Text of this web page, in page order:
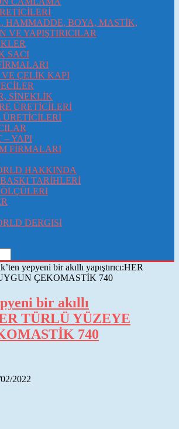
HAMMADDE, BOYA, MASTİK,
VE YAPIŞTIRICILAR
SACI
VE ÇELİK KAPI
SİNEKLİK
ÜRETİCİLERİ
ÜRETİCİLERİ
– YAPI
FİRMALARI
HAKKINDA
TARİHLERİ
DERGISI
yepyeni bir akıllı yapıştırıcı:HER
ÇEKOMASTİK 740
bir akıllı
TÜRLÜ YÜZEYE
740
2022